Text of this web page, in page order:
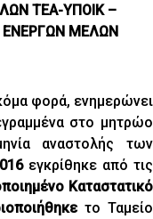
ΤΕΑ-ΥΠΟΙΚ –
ΕΝΕΡΓΩΝ ΜΕΛΩΝ
φορά, ενημερώνει
στο μητρώο
αναστολής των
εγκρίθηκε από τις
Καταστατικό
το Ταμείο